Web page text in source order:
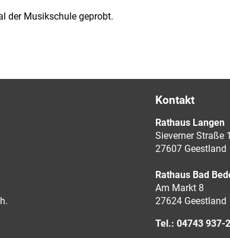
der Musikschule geprobt.
Kontakt
Rathaus Langen
Sieverner Straße
27607 Geestland
Rathaus Bad
Am Markt 8
27624 Geestland
Tel.: 04743 937-